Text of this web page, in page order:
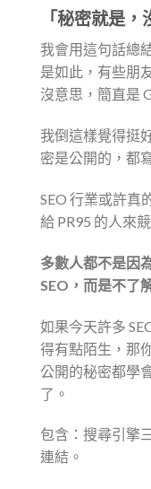
「秘密就是，
我會用這句話總
是如此，有些朋
沒意思，簡直是
我倒這樣覺得挺
密是公開的，都
SEO 行業或許真
給 PR95 的人來
多數人都不是因
SEO，而是不了
如果今天許多
得有點陌生，那
公開的秘密都學
了。⠀
包含：搜尋引擎
連結。